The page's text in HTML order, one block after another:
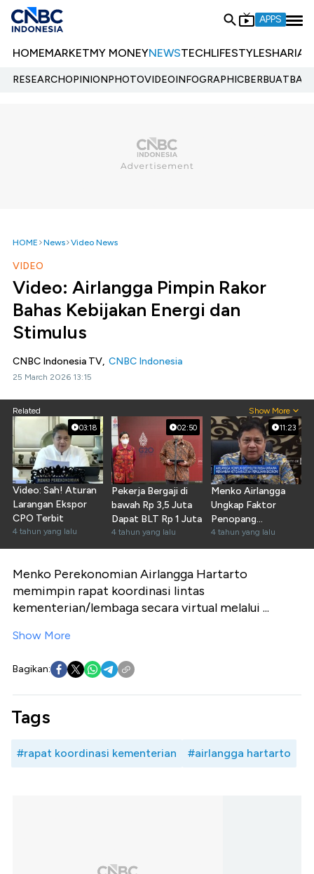
APPS
HOMEMARKETMY MONEYNEWSTECHLIFESTYLESHARIA
RESEARCHOPINIONPHOTOVIDEOINFOGRAPHIC
HOME News Video News
VIDEO
Video: Airlangga Pimpin Rakor
Bahas Kebijakan Energi dan
Stimulus
CNBC Indonesia TV, CNBC Indonesia
25 March 2026 13:15
Related Show More
03:18
Video: Sah! Aturan
Larangan Ekspor
CPO Terbit
4 tahun yang lalu
02:50
Pekerja Bergaji di
bawah Rp 3,5 Juta
Dapat BLT Rp 1 Juta
4 tahun yang lalu
11:23
Menko Airlangga
Ungkap Faktor
Penopang
Pemulihan RI 2022
4 tahun yang lalu
Menko Perekonomian Airlangga Hartarto
memimpin rapat koordinasi lintas
kementerian/lembaga secara virtual melalui ...
Show More
Bagikan:
Tags
#rapat koordinasi kementerian #airlangga hartarto